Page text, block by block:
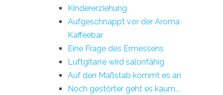
Kindererziehung
Aufgeschnappt vor der Aroma
Kaffeebar
Eine Frage des Ermessens
Luftgitarre wird salonfähig
Auf den Maßstab kommt es an
Noch gestörter geht es kaum...